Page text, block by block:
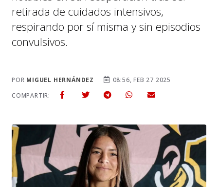
retirada de cuidados intensivos,
respirando por sí misma y sin episodios
convulsivos.
POR MIGUEL HERNÁNDEZ
08:56, FEB 27 2025
COMPARTIR: